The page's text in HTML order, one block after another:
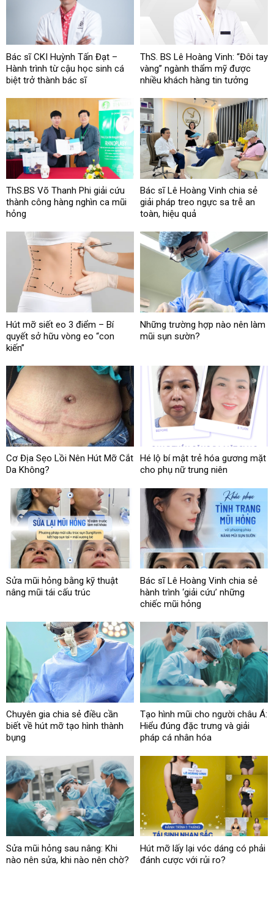
Bác sĩ CKI Huỳnh Tấn Đạt –
Hành trình từ cậu học sinh cá
biệt trở thành bác sĩ
ThS. BS Lê Hoàng Vinh: “Đôi tay
vàng” ngành thẩm mỹ được
nhiều khách hàng tin tưởng
ThS.BS Võ Thanh Phi giải cứu
thành công hàng nghìn ca mũi
hỏng
Bác sĩ Lê Hoàng Vinh chia sẻ
giải pháp treo ngực sa trễ an
toàn, hiệu quả
Hút mỡ siết eo 3 điểm – Bí
quyết sở hữu vòng eo “con
kiến”
Những trường hợp nào nên làm
mũi sụn sườn?
Cơ Địa Sẹo Lồi Nên Hút Mỡ Cắt
Da Không?
Hé lộ bí mật trẻ hóa gương mặt
cho phụ nữ trung niên
Sửa mũi hỏng bằng kỹ thuật
nâng mũi tái cấu trúc
Bác sĩ Lê Hoàng Vinh chia sẻ
hành trình ‘giải cứu’ những
chiếc mũi hỏng
Chuyên gia chia sẻ điều cần
biết về hút mỡ tạo hình thành
bụng
Tạo hình mũi cho người châu Á:
Hiểu đúng đặc trưng và giải
pháp cá nhân hóa
Sửa mũi hỏng sau nâng: Khi
nào nên sửa, khi nào nên chờ?
Hút mỡ lấy lại vóc dáng có phải
đánh cược với rủi ro?